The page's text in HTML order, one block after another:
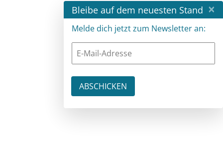
Bleibe auf dem neuesten Stand ×
Melde dich jetzt zum Newsletter an: